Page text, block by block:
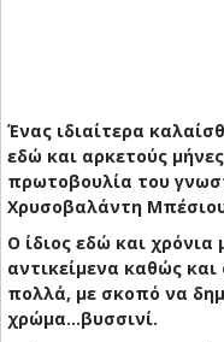
Ένας ιδιαίτερα
εδώ και αρκετούς
πρωτοβουλία του
Χρυσοβαλάντη
Ο ίδιος εδώ και
αντικείμενα καθώς
πολλά, με σκοπό να
χρώμα...βυσσινί.